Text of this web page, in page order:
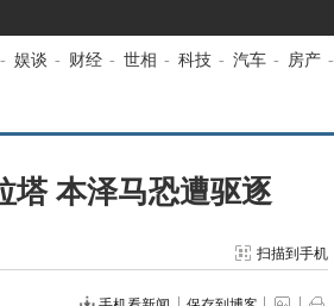
- 娱谈 - 财经 - 世相 - 科技 - 汽车 - 房产 -
塔 本泽马恐遭驱逐
扫描到手机